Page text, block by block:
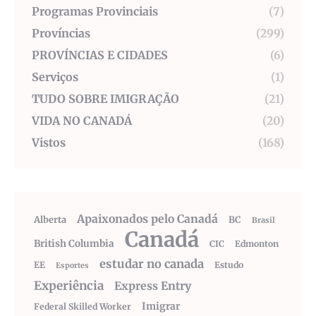
Programas Provinciais
(7)
Províncias
(299)
PROVÍNCIAS E CIDADES
(6)
Serviços
(1)
TUDO SOBRE IMIGRAÇÃO
(21)
VIDA NO CANADÁ
(20)
Vistos
(168)
Alberta Apaixonados pelo Canadá BC Brasil
British Columbia Canadá CIC
Edmonton
EE
Esportes estudar no canada Estudo
Experiência Express Entry
Federal Skilled Worker Imigrar